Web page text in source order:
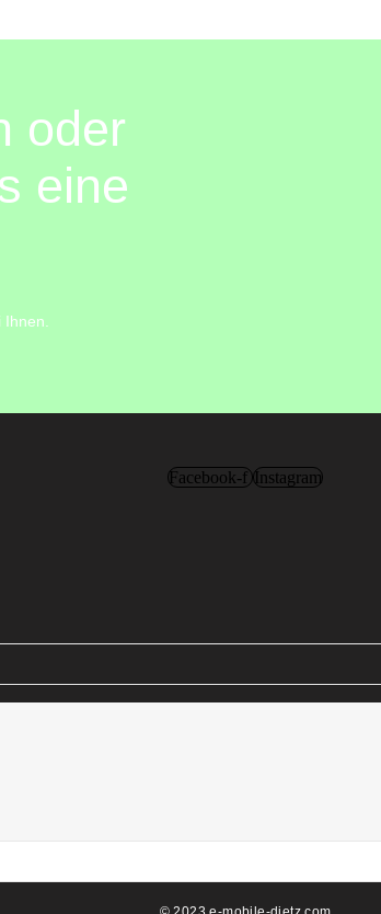
oder
eine
Facebook-f Instagram